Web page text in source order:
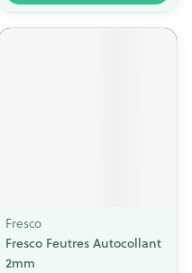
Fresco
Fresco Feutres Autocollant
2mm